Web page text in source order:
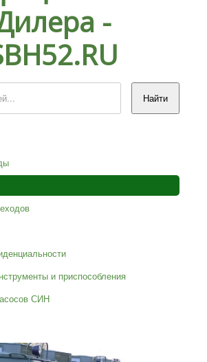
-
и приспособления
СИН